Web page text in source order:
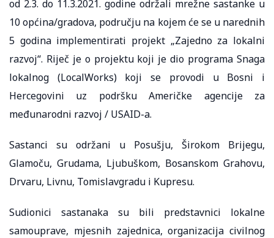
od 2.3. do 11.3.2021. godine održali mrežne sastanke u
10 općina/gradova, području na kojem će se u narednih
5 godina implementirati projekt „Zajedno za lokalni
razvoj“. Riječ je o projektu koji je dio programa Snaga
lokalnog (LocalWorks) koji se provodi u Bosni i
Hercegovini uz podršku Američke agencije za
međunarodni razvoj / USAID-a.
Sastanci su održani u Posušju, Širokom Brijegu,
Glamoču, Grudama, Ljubuškom, Bosanskom Grahovu,
Drvaru, Livnu, Tomislavgradu i Kupresu.
Sudionici sastanaka su bili predstavnici lokalne
samouprave, mjesnih zajednica, organizacija civilnog